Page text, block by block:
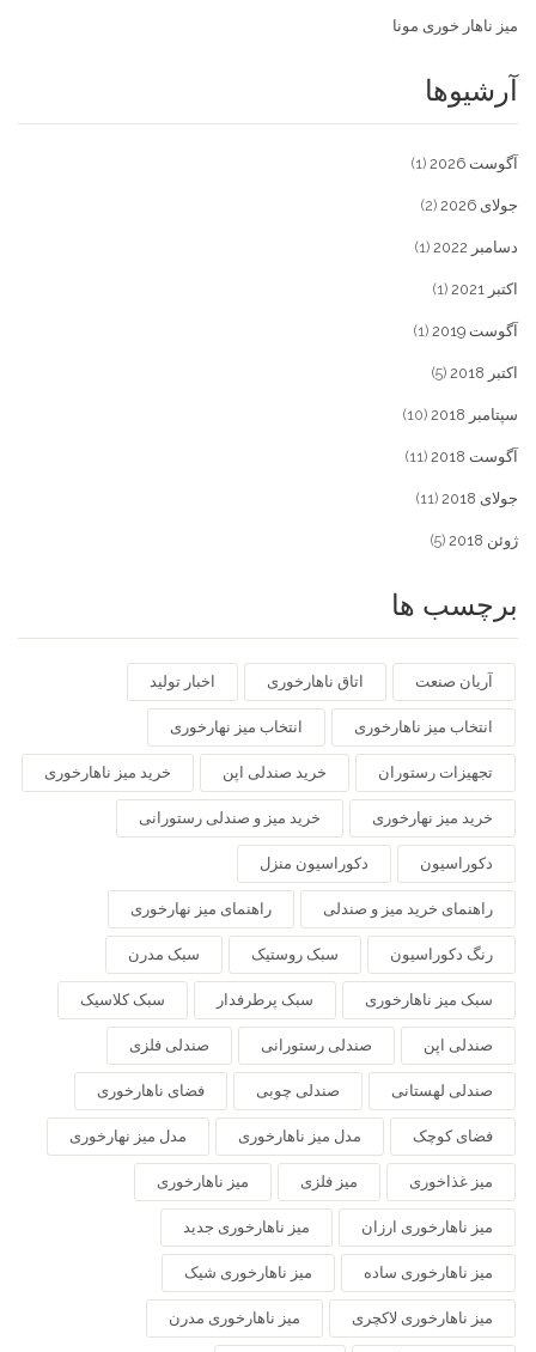
میز ناهار خوری مونا
آرشیوها
آگوست 2026 (1)
جولای 2026 (2)
دسامبر 2022 (1)
اکتبر 2021 (1)
آگوست 2019 (1)
اکتبر 2018 (5)
سپتامبر 2018 (10)
آگوست 2018 (11)
جولای 2018 (11)
ژوئن 2018 (5)
برچسب ها
آریان صنعت اتاق ناهارخوری اخبار تولید
انتخاب میز ناهارخوری انتخاب میز نهارخوری
تجهیزات رستوران خرید صندلی اپن خرید میز ناهارخوری
خرید میز نهارخوری خرید میز و صندلی رستورانی
دکوراسیون دکوراسیون منزل
راهنمای خرید میز و صندلی راهنمای میز نهارخوری
رنگ دکوراسیون سبک روستیک سبک مدرن
سبک میز ناهارخوری سبک پرطرفدار سبک کلاسیک
صندلی اپن صندلی رستورانی صندلی فلزی
صندلی لهستانی صندلی چوبی فضای ناهارخوری
فضای کوچک مدل میز ناهارخوری مدل میز نهارخوری
میز غذاخوری میز فلزی میز ناهارخوری
میز ناهارخوری ارزان میز ناهارخوری جدید
میز ناهارخوری ساده میز ناهارخوری شیک
میز ناهارخوری لاکچری میز ناهارخوری مدرن